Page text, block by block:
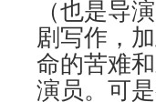
（也是导
剧写作，
命的苦难
演员。可